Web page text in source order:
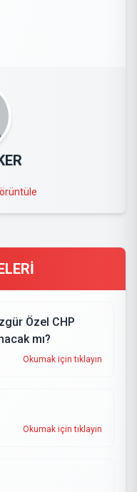
Özel CHP
mı?
Okumak için tıklayın
Okumak için tıklayın